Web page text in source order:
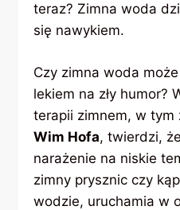
teraz? Zimna woda
się nawykiem.
Czy zimna woda
lekiem na zły humor?
terapii zimnem, w
Wim Hofa, twierdzi,
narażenie na niskie
zimny prysznic czy
wodzie, uruchamia w